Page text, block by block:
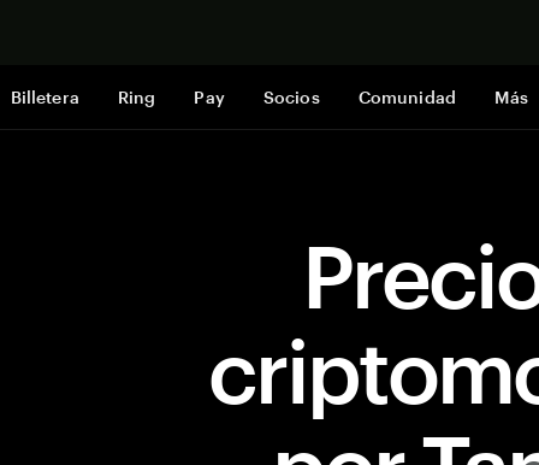
Billetera Ring Pay Socios Comunidad Más